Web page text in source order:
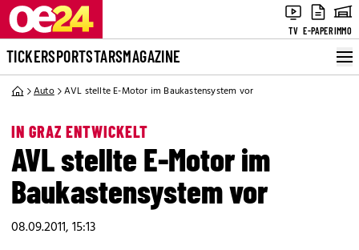
TV E-PAPERIMMO
TICKERSPORTSTARSMAGAZINE
Auto AVL stellte E-Motor im Baukastensystem vor
IN GRAZ ENTWICKELT
AVL stellte E-Motor im
Baukastensystem vor
08.09.2011, 15:13